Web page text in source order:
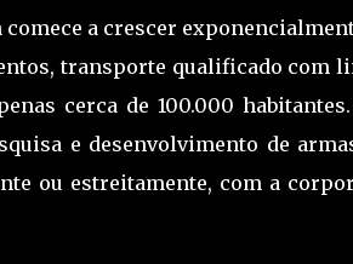
a crescer
transporte qualificado com
cerca de 100.000
e desenvolvimento de
ou estreitamente, com a